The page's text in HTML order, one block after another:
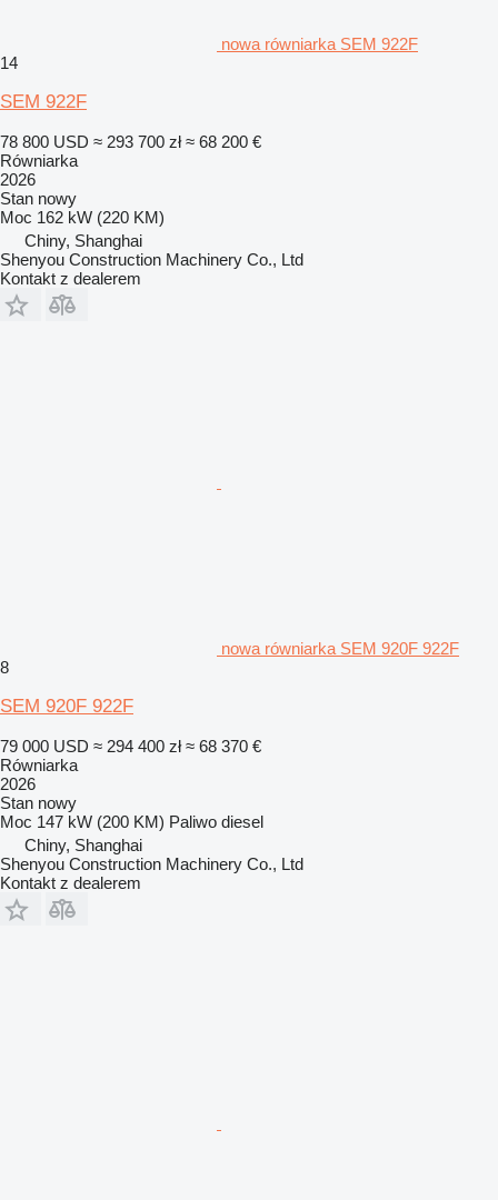
nowa równiarka SEM 922F
14
SEM 922F
78 800 USD ≈ 293 700 zł ≈ 68 200 €
Równiarka
2026
Stan nowy
Moc 162 kW (220 KM)
Chiny, Shanghai
Shenyou Construction Machinery Co., Ltd
Kontakt z dealerem
nowa równiarka SEM 920F 922F
8
SEM 920F 922F
79 000 USD ≈ 294 400 zł ≈ 68 370 €
Równiarka
2026
Stan nowy
Moc 147 kW (200 KM) Paliwo diesel
Chiny, Shanghai
Shenyou Construction Machinery Co., Ltd
Kontakt z dealerem